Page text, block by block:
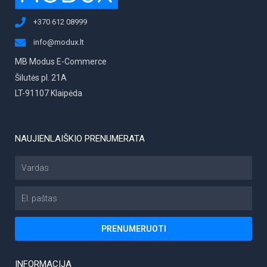
INFORMACIJA
NAUJIENLAIŠKIO PRENUMERATA
Vardas
PRENUMERUOTI
+370 612 08999
info@modux.lt
MB Modus E-Commerce
Šilutės pl. 21A
LT-91107 Klaipėda